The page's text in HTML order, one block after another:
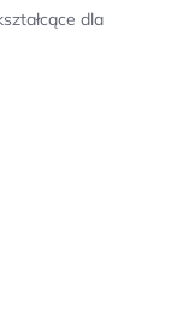
dla